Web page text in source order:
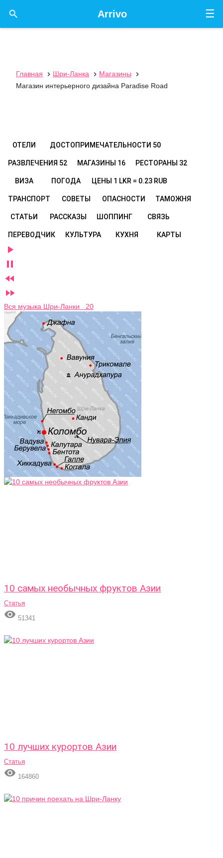
☰
Arrivo

Главная  Шри-Ланка  Магазины

Магазин интерьерного дизайна Paradise Road
ОТЕЛИ ДОСТОПРИМЕЧАТЕЛЬНОСТИ 50
РАЗВЛЕЧЕНИЯ 52 МАГАЗИНЫ 16 РЕСТОРАНЫ 32
ВИЗА ПОГОДА ЦЕНЫ 1 LKR = 0.23 RUB
ТРАНСПОРТ СОВЕТЫ ОПАСНОСТИ ТАМОЖНЯ
СТАТЬИ РАССКАЗЫ ШОППИНГ СВЯЗЬ
ПЕРЕВОДЧИК КУЛЬТУРА КУХНЯ КАРТЫ




Вся музыка Шри-Ланки 20
10 самых необычных фруктов Азии
Статья
 51341
10 лучших курортов Азии
Статья
 164860